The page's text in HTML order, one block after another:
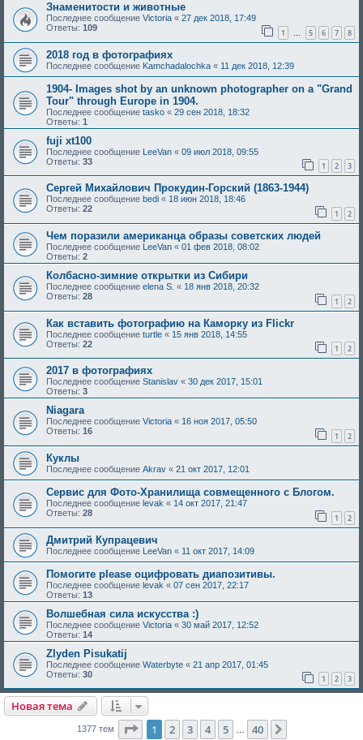
Знаменитости и животные
Последнее сообщение Victoria « 27 дек 2018, 17:49
Ответы: 109 1 … 5 6 7 8
2018 год в фотографиях
Последнее сообщение Kamchadalochka « 11 дек 2018, 12:39
1904- Images shot by an unknown photographer on a "Grand
Tour" through Europe in 1904.
Последнее сообщение tasko « 29 сен 2018, 18:32
Ответы: 1
fuji xt100
Последнее сообщение LeeVan « 09 июл 2018, 09:55
Ответы: 33 1 2 3
Сергей Михайлович Прокудин-Горский (1863-1944)
Последнее сообщение bedi « 18 июн 2018, 18:46
Ответы: 22 1 2
Чем поразили американца образы советских людей
Последнее сообщение LeeVan « 01 фев 2018, 08:02
Ответы: 2
Колбасно-зимние открытки из Сибири
Последнее сообщение elena S. « 18 янв 2018, 20:32
Ответы: 28 1 2
Как вставить фотографию на Каморку из Flickr
Последнее сообщение turtle « 15 янв 2018, 14:55
Ответы: 22 1 2
2017 в фотографиях
Последнее сообщение Stanislav « 30 дек 2017, 15:01
Ответы: 3
Niagara
Последнее сообщение Victoria « 16 ноя 2017, 05:50
Ответы: 16 1 2
Куклы
Последнее сообщение Akrav « 21 окт 2017, 12:01
Сервис для Фото-Хранилища совмещенного с Блогом.
Последнее сообщение levak « 14 окт 2017, 21:47
Ответы: 28 1 2
Дмитрий Купрацевич
Последнее сообщение LeeVan « 11 окт 2017, 14:09
Помогите please оцифровать диапозитивы.
Последнее сообщение levak « 07 сен 2017, 22:17
Ответы: 13
Волшебная сила искусства :)
Последнее сообщение Victoria « 30 май 2017, 12:52
Ответы: 14
Zlyden Pisukatij
Последнее сообщение Waterbyte « 21 апр 2017, 01:45
Ответы: 30 1 2 3
Новая тема
1377 тем Страница из 40
1 2 3 4 5 40